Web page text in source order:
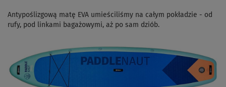
Antypoślizgową matę EVA umieściliśmy na całym pokładzie - od
rufy, pod linkami bagażowymi, aż po sam dziób.